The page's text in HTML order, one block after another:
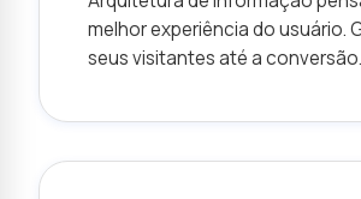
melhor experiência do usuário.
seus visitantes até a conversão.